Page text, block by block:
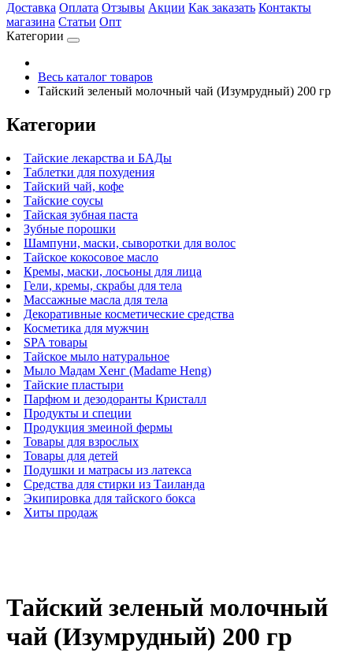
Доставка Оплата Отзывы Акции Как заказать Контакты
магазина Статьи Опт
Категории
Весь каталог товаров
Тайский зеленый молочный чай (Изумрудный) 200 гр
Категории
Тайские лекарства и БАДы
Таблетки для похудения
Тайский чай, кофе
Тайские соусы
Тайская зубная паста
Зубные порошки
Шампуни, маски, сыворотки для волос
Тайское кокосовое масло
Кремы, маски, лосьоны для лица
Гели, кремы, скрабы для тела
Массажные масла для тела
Декоративные косметические средства
Косметика для мужчин
SPA товары
Тайское мыло натуральное
Мыло Мадам Хенг (Madame Heng)
Тайские пластыри
Парфюм и дезодоранты Кристалл
Продукты и специи
Продукция змеиной фермы
Товары для взрослых
Товары для детей
Подушки и матрасы из латекса
Средства для стирки из Таиланда
Экипировка для тайского бокса
Хиты продаж
Тайский зеленый молочный
чай (Изумрудный) 200 гр